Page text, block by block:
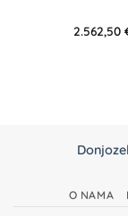
2.562,50
O NAMA